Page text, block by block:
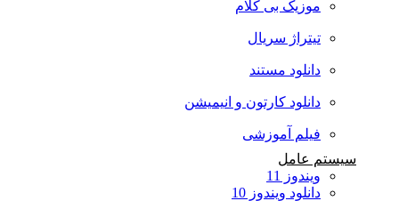
موزیک بی کلام
تیتراژ سریال
دانلود مستند
دانلود کارتون و انیمیشن
فیلم آموزشی
سیستم عامل
ویندوز 11
دانلود ویندوز 10